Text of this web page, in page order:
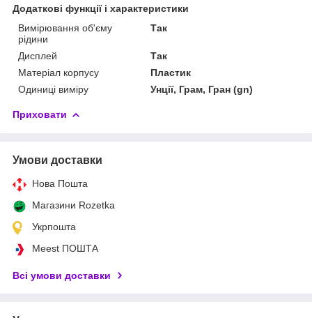
Додаткові функції і характеристики
Вимірювання об'єму
рідини
Так
Дисплей
Так
Матеріал корпусу
Пластик
Одиниці виміру
Унції, Грам, Гран (gn)
Приховати
Умови доставки
Нова Пошта
Магазини Rozetka
Укрпошта
Meest ПОШТА
Всі умови доставки